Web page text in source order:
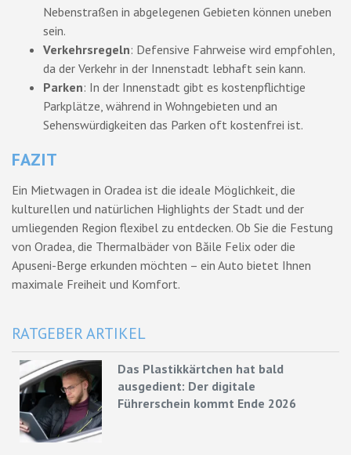
Nebenstraßen in abgelegenen Gebieten können uneben
sein.
Verkehrsregeln: Defensive Fahrweise wird empfohlen,
da der Verkehr in der Innenstadt lebhaft sein kann.
Parken: In der Innenstadt gibt es kostenpflichtige
Parkplätze, während in Wohngebieten und an
Sehenswürdigkeiten das Parken oft kostenfrei ist.
FAZIT
Ein Mietwagen in Oradea ist die ideale Möglichkeit, die
kulturellen und natürlichen Highlights der Stadt und der
umliegenden Region flexibel zu entdecken. Ob Sie die Festung
von Oradea, die Thermalbäder von Băile Felix oder die
Apuseni-Berge erkunden möchten – ein Auto bietet Ihnen
maximale Freiheit und Komfort.
RATGEBER ARTIKEL
Das Plastikkärtchen hat bald
ausgedient: Der digitale
Führerschein kommt Ende 2026